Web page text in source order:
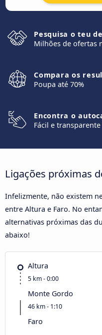
Pesquisa o teu
Milhões de ofertas
Compara os
Poupa até 70%
Encontra o
Fácil e transparente
Ligações próximas
Infelizmente, não existem
entre Altura e Faro. No
alternativas próximas das
abaixo!
Altura
5 km - 0:00
Monte Gordo
46 km - 1:10
Faro